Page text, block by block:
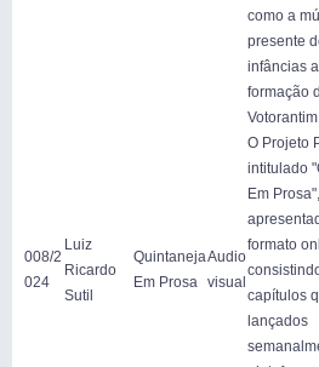
como a
presente
infâncias
formação
Votorantim.
008/2
024
Luiz
Ricardo
Sutil
Quintaneja
Em Prosa
Audio
visual
O Projeto
intitulado
Em
formato
capítulos
lançados